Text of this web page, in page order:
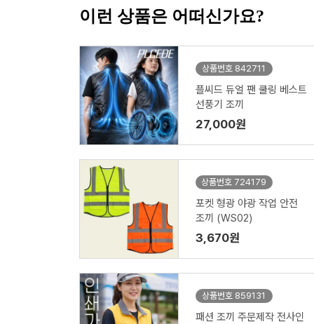
이런 상품은 어떠신가요?
상품번호 842711
플씨드 듀얼 팬 쿨링 베스트
선풍기 조끼
27,000원
상품번호 724179
포켓 형광 야광 작업 안전
조끼 (WS02)
3,670원
상품번호 859131
패션 조끼 주문제작 전사인